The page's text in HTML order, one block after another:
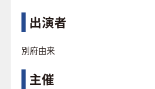
出演者
別府由来
主催